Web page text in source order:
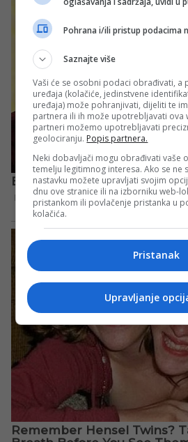
Pohrana i/ili pristup podacima
Saznajte više
Vaši će se osobni podaci obrađivati, a
uređaja (kolačiće, jedinstvene
uređaja) može pohranjivati, dijeliti te
partnera ili ih može upotrebljavati ova
partneri možemo upotrebljavati
geolociranju. Popis partnera.
Neki dobavljači mogu obrađivati vaše
temelju legitimnog interesa. Ako se ne
nastavku možete upravljati svojim
dnu ove stranice ili na izborniku web-
pristankom ili povlačenje pristanka u
kolačića.
Pristanak
Upravljanje